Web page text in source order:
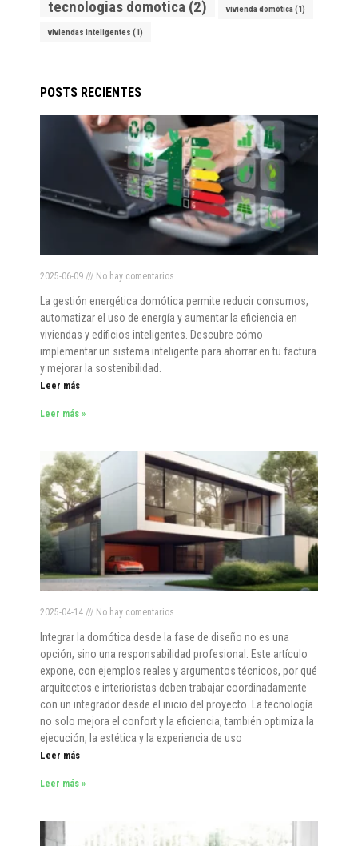
tecnologias domotica (2) vivienda domótica(1)
viviendas inteligentes (1)
POSTS RECIENTES
2025-06-09 No hay comentarios
La gestión energética domótica permite reducir consumos,
automatizar el uso de energía y aumentar la eficiencia en
viviendas y edificios inteligentes. Descubre cómo
implementar un sistema inteligente para ahorrar en tu factura
y mejorar la sostenibilidad.
Leer más
Leer más »
2025-04-14 No hay comentarios
Integrar la domótica desde la fase de diseño no es una
opción, sino una responsabilidad profesional. Este artículo
expone, con ejemplos reales y argumentos técnicos, por qué
arquitectos e interioristas deben trabajar coordinadamente
con un integrador desde el inicio del proyecto. La tecnología
no solo mejora el confort y la eficiencia, también optimiza la
ejecución, la estética y la experiencia de uso
Leer más
Leer más »